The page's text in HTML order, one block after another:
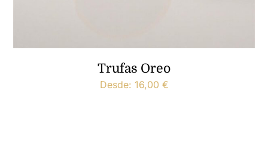
Trufas Oreo
Desde: 16,00 €